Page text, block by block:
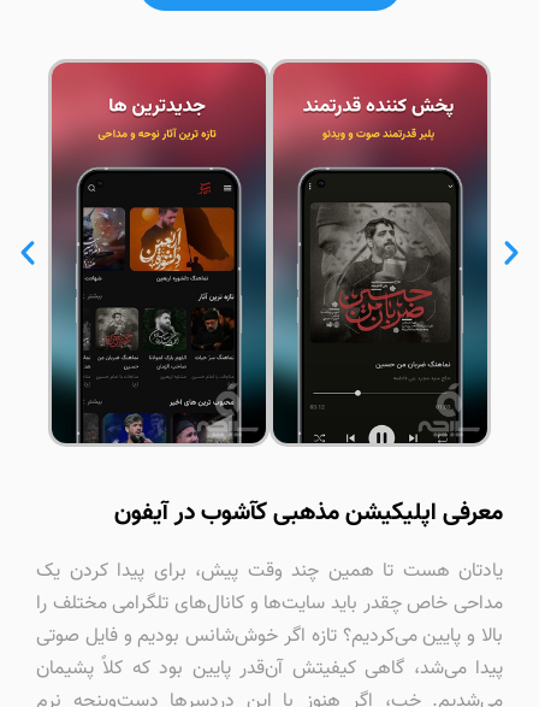
معرفی اپلیکیشن مذهبی کآشوب در آیفون
یادتان هست تا همین چند وقت پیش، برای پیدا کردن یک
مداحی خاص چقدر باید سایت‌ها و کانال‌های تلگرامی مختلف را
بالا و پایین می‌کردیم؟ تازه اگر خوش‌شانس بودیم و فایل صوتی
پیدا می‌شد، گاهی کیفیتش آن‌قدر پایین بود که کلاً پشیمان